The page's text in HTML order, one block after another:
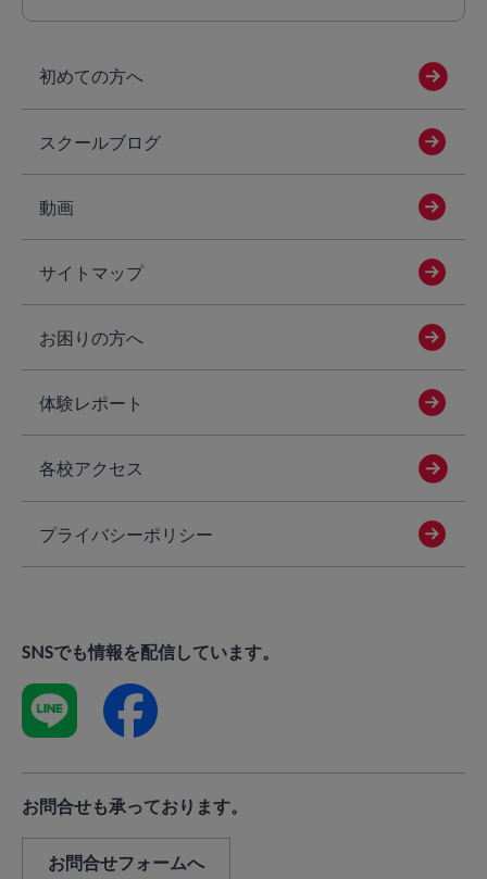
初めての方へ
スクールブログ
動画
サイトマップ
お困りの方へ
体験レポート
各校アクセス
プライバシーポリシー
SNSでも情報を配信しています。
お問合せも承っております。
お問合せフォームへ